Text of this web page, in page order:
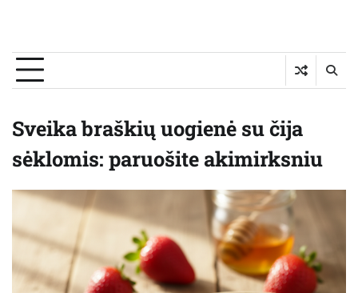
Sveika braškių uogienė su čija
sėklomis: paruošite akimirksniu